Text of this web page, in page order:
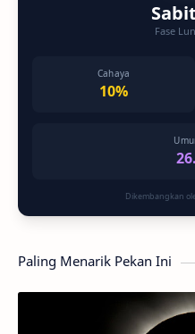
Fase
Cahaya
10%
Dikembangkan
Paling Menarik Pekan Ini